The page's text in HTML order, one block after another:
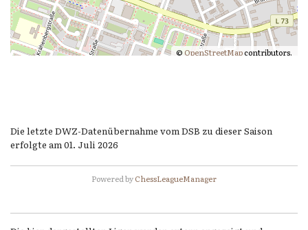
© OpenStreetMapcontributors.
Die letzte DWZ-Datenübernahme vom DSB zu dieser Saison
erfolgte am 01. Juli 2026
Powered byChessLeagueManager